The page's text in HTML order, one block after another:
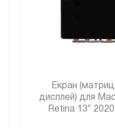
Екран
дисплей) для
Retina 13″